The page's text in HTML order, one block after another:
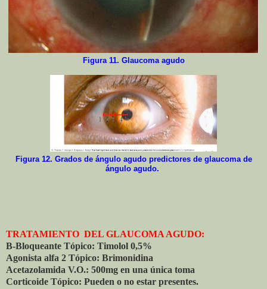
Figura 11. Glaucoma agudo
Figura 12. Grados de ángulo agudo predictores de glaucoma de
ángulo agudo.
TRATAMIENTO DEL GLAUCOMA AGUDO:
B-Bloqueante Tópico: Timolol 0,5%
Agonista alfa 2 Tópico: Brimonidina
Acetazolamida V.O.: 500mg en una única toma
Corticoide Tópico: Pueden o no estar presentes.